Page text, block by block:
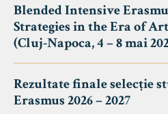
Blended Intensive
Strategies in the Era of
(Cluj-Napoca, 4 – 8 mai
Rezultate finale selecție
Erasmus 2026 – 2027